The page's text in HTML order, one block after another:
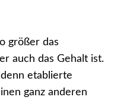
größer das
auch das Gehalt ist.
etablierte
ganz anderen